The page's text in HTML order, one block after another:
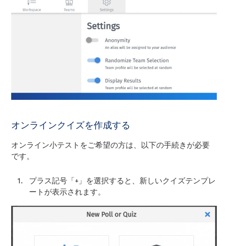
オンラインクイズを作成する
オンライン小テストをご希望の方は、以下の手続きが必要
です。
プラス記号「+」を選択すると、新しいクイズテンプレ
ートが表示されます。